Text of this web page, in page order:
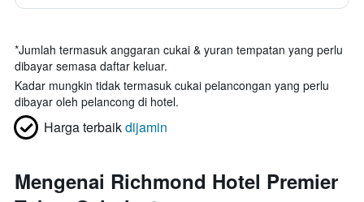
*Jumlah termasuk anggaran cukai & yuran tempatan yang perlu
dibayar semasa daftar keluar.
Kadar mungkin tidak termasuk cukai pelancongan yang perlu
dibayar oleh pelancong di hotel.
Harga terbaikdijamin
Mengenai Richmond Hotel Premier